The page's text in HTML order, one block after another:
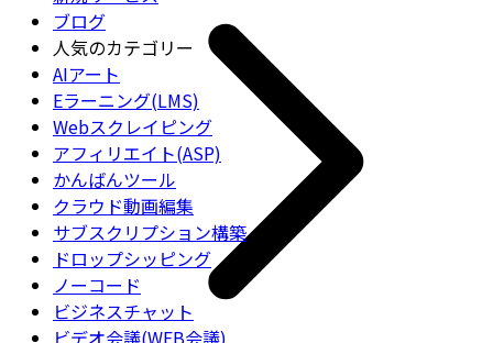
ブログ
人気のカテゴリー
AIアート
Eラーニング(LMS)
Webスクレイピング
アフィリエイト(ASP)
かんばんツール
クラウド動画編集
サブスクリプション構築
ドロップシッピング
ノーコード
ビジネスチャット
ビデオ会議(WEB会議)